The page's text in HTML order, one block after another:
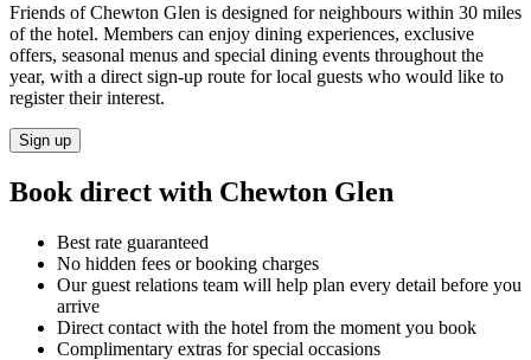
Friends of Chewton Glen is designed for neighbours within 30 miles
of the hotel. Members can enjoy dining experiences, exclusive
offers, seasonal menus and special dining events throughout the
year, with a direct sign-up route for local guests who would like to
register their interest. ​​​​‌ ‍ ​‍​‍‌‍ ‌ ​‍‌‍‍‌‌‍‌ ‌‍‍‌‌‍ ‍​‍​‍​ ‍‍​‍​‍‌ ​ ‌‍​‌‌‍ ‍‌‍‍‌‌ ‌​‌ ‍‌​‍ ‍‌‍‍‌‌‍ ​‍​‍​‍ ​​‍​‍‌‍‍​‌ ​‍‌‍‌‌‌‍‌‍​‍​‍​ ‍‍​‍​‍‌‍‍​‌ ‌​‌ ‌​‌ ​​‌ ​ ​ ‍‍​‍ ​‍ ‌‍ ​​‍ ‌‌‍​‌‌‍ ‍‌‍‌​​‍ ‌‌ ​‍​‍ ‌‌‍‍​‌‍ ‌ ‌​‌‍‌‌‌‍ ​‌ ​ ​‍ ‌‌ ​ ‌ ‌​‌ ‌‌‌‍‌​‌‍‍‌‌‍ ​‍ ‍‌ ‌‍‌‍‌‌‌ ​‍‌‍​ ‌‍‌‌‌‍ ​​‍ ‍‌‍​‌‌ ​​‌ ​​​‍ ‌‍‍‌‌‍ ‍‌ ‌​‌‍‌‌‌‍ ‍‌ ‌​​‍ ‌‍‌‌‌‍‌​‌‍‍‌‌ ‌​​‍ ‌‍ ‌‌‍ ‌‍‌​‌‍‌‌​ ‌‌ ​​‌ ​‍‌‍‌‌‌ ​ ‌‍‌‌‌‍ ‍‌ ‌​‌‍​‌‌ ‌​‌‍‍‌‌‍ ‌‍ ‍​ ‍ ‌‍‍‌‌‍‌​​ ‌​ ‍‌​ ​‌​ ‌‍​ ‌‍​ ‍‌‌‍‌​‌‍​‌​ ​​​‍ ‌​ ‌‍‌‍​ ‌‍​ ‌‍​ ​‍ ‌​ ‌​​ ‍‌​ ‌​​ ‌‍​‍ ‌‌‍​‌​ ​‍​ ‌ ​ ‌​​‍ ‌‌‍​‌‌‍​ ‌‍​‍​ ‍‌‌‍​‍​ ​ ‌‍‌‌‌‍​ ​ ​ ‌‍‌​​ ‌ ‌‍​ ​ ‍ ‌ ‌​‌ ‍‌‌ ​​‌‍‌‌​ ‌‌‍‍​‌‍ ‌ ‌​‌‍‌‌‌‍ ​‌‌​ ‌‍‍‌‌ ‌​‌‍‌‌‌‌​​‌‍​‌‌‍‌ ‌‍‌‌​ ‍ ‌ ​​‌‍​‌‌ ‌​‌‍‍​​ ‌‌ ​​‌‍​‌‌‍‌ ‌‍‌‌‌​​‍‌ ‌‌‌‍‍‌‌‍ ​‌‍‌​‌‍‌‌‌ ​‍​‍‌‌​ ‌‌‌​​‍‌‌ ‌‍‍ ‌‍‌‌‌ ‍‌​‍‌‌​ ​ ‌​‌​​‍‌‌​ ​ ‌​‌​​‍‌‌​ ​‍​ ​‍​ ​​​ ‍‌​ ‍​​ ​‌‌‍‌‍‌‍​‍​ ‍​​ ‌‌​ ‌‍​ ​‌‌‍‌​​ ​ ​‍‌‌​ ​‍​ ​‍​‍‌‌​ ‌‌‌​‌​​‍ ‍‌‍​‍‌‍ ‌‍‌​‌ ‍‌​ ‌‍​‍‌‍​‌‌ ​ ‌‍‌‌‌‌‌‌‌ ​‍‌‍ ​​ ‌‌‍‍​‌ ‌​‌ ‌​‌ ​​‌ ​ ​‍‌‌​ ​ ‌​​‌​‍‌‌​ ​‍‌​‌‍​‍‌‌​ ​‍‌​‌‍‌‍ ​​‍ ‌‌‍​‌‌‍ ‍‌‍‌​​‍ ‌‌ ​‍​‍ ‌‌‍‍​‌‍ ‌ ‌​‌‍‌‌‌‍ ​‌ ​ ​‍ ‌‌ ​ ‌ ‌​‌ ‌‌‌‍‌​‌‍‍‌‌‍ ​‍ ‍‌ ‌‍‌‍‌‌‌ ​‍‌‍​ ‌‍‌‌‌‍ ​​‍ ‍‌‍​‌‌ ​​‌ ​​​‍‌‍‌‍‍‌‌‍‌​​ ‌​ ‍‌​ ​‌​ ‌‍​ ‌‍​ ‍‌‌‍‌​‌‍​‌​ ​​​‍ ‌​ ‌‍‌‍​ ‌‍​ ‌‍​ ​‍ ‌​ ‌​​ ‍‌​ ‌​​ ‌‍​‍ ‌‌‍​‌​ ​‍​ ‌ ​ ‌​​‍ ‌‌‍​‌‌‍​ ‌‍​‍​ ‍‌‌‍​‍​ ​ ‌‍‌‌‌‍​ ​ ​ ‌‍‌​​ ‌ ‌‍​ ​‍‌‍‌ ‌​‌ ‍‌‌ ​​‌‍‌‌​ ‌‌‍‍​‌‍ ‌ ‌​‌‍‌‌‌‍ ​‌‌​ ‌‍‍‌‌ ‌​‌‍‌‌‌‌​​‌‍​‌‌‍‌ ‌‍‌‌​‍‌‍‌ ​​‌‍​‌‌ ‌​‌‍‍​​ ‌‌ ​​‌‍​‌‌‍‌ ‌‍‌‌‌​​‍‌ ‌‌‌‍‍‌‌‍ ​‌‍‌​‌‍‌‌‌ ​‍​‍‌‌​ ‌‌‌​​‍‌‌ ‌‍‍ ‌‍‌‌‌ ‍‌​‍‌‌​ ​ ‌​‌​​‍‌‌​ ​ ‌​‌​​‍‌‌​ ​‍​ ​‍​ ​​​ ‍‌​ ‍​​ ​‌‌‍‌‍‌‍​‍​ ‍​​ ‌‌​ ‌‍​ ​‌‌‍‌​​ ​ ​‍‌‌​ ​‍​ ​‍​‍‌‌​ ‌‌‌​‌​​‍ ‍‌‍​‍‌‍ ‌‍‌​‌ ‍‌​‍‌‍‌ ​​‌‍‌‌‌ ​‍‌ ​ ‌ ​​‌‍‌‌‌‍​ ‌ ‌​‌‍‍‌‌ ‌‍‌‍‌‌​ ‌‌ ​​‌ ‌‌‌‍​‍‌‍ ​‌‍‍‌‌ ​ ‌‍‍​‌‍‌‌‌‍‌​​‍​‍‌ ‌
Sign up​​​​‌ ‍ ​‍​‍‌‍ ‌ ​‍‌‍‍‌‌‍‌ ‌‍‍‌‌‍ ‍​‍​‍​ ‍‍​‍​‍‌ ​ ‌‍​‌‌‍ ‍‌‍‍‌‌ ‌​‌ ‍‌​‍ ‍‌‍‍‌‌‍ ​‍​‍​‍ ​​‍​‍‌‍‍​‌ ​‍‌‍‌‌‌‍‌‍​‍​‍​ ‍‍​‍​‍‌‍‍​‌ ‌​‌ ‌​‌ ​​‌ ​ ​ ‍‍​‍ ​‍ ‌‍ ​​‍ ‌‌‍​‌‌‍ ‍‌‍‌​​‍ ‌‌ ​‍​‍ ‌‌‍‍​‌‍ ‌ ‌​‌‍‌‌‌‍ ​‌ ​ ​‍ ‌‌ ​ ‌ ‌​‌ ‌‌‌‍‌​‌‍‍‌‌‍ ​‍ ‍‌ ‌‍‌‍‌‌‌ ​‍‌‍​ ‌‍‌‌‌‍ ​​‍ ‍‌‍​‌‌ ​​‌ ​​​‍ ‌‍‍‌‌‍ ‍‌ ‌​‌‍‌‌‌‍ ‍‌ ‌​​‍ ‌‍‌‌‌‍‌​‌‍‍‌‌ ‌​​‍ ‌‍ ‌‌‍ ‌‍‌​‌‍‌‌​ ‌‌ ​​‌ ​‍‌‍‌‌‌ ​ ‌‍‌‌‌‍ ‍‌ ‌​‌‍​‌‌ ‌​‌‍‍‌‌‍ ‌‍ ‍​ ‍ ‌‍‍‌‌‍‌​​ ‌​ ‍‌​ ​‌​ ‌‍​ ‌‍​ ‍‌‌‍‌​‌‍​‌​ ​​​‍ ‌​ ‌‍‌‍​ ‌‍​ ‌‍​ ​‍ ‌​ ‌​​ ‍‌​ ‌​​ ‌‍​‍ ‌‌‍​‌​ ​‍​ ‌ ​ ‌​​‍ ‌‌‍​‌‌‍​ ‌‍​‍​ ‍‌‌‍​‍​ ​ ‌‍‌‌‌‍​ ​ ​ ‌‍‌​​ ‌ ‌‍​ ​ ‍ ‌ ‌​‌ ‍‌‌ ​​‌‍‌‌​ ‌‌‍‍​‌‍ ‌ ‌​‌‍‌‌‌‍ ​‌‌​ ‌‍‍‌‌ ‌​‌‍‌‌‌‌​​‌‍​‌‌‍‌ ‌‍‌‌​ ‍ ‌ ​​‌‍​‌‌ ‌​‌‍‍​​ ‌‌ ​​‌‍​‌‌‍‌ ‌‍‌‌‌​​‍‌ ‌‌‌‍‍‌‌‍ ​‌‍‌​‌‍‌‌‌ ​‍​‍‌‌​ ‌‌‌​​‍‌‌ ‌‍‍ ‌‍‌‌‌ ‍‌​‍‌‌​ ​ ‌​‌​​‍‌‌​ ​ ‌​‌​​‍‌‌​ ​‍​ ​‍​ ​​​ ‍‌​ ‍​​ ​‌‌‍‌‍‌‍​‍​ ‍​​ ‌‌​ ‌‍​ ​‌‌‍‌​​ ​ ​‍‌‌​ ​‍​ ​‍​‍‌‌​ ‌‌‌​‌​​‍ ‍‌ ​ ‌‍‌‌‌‍​ ‌‍ ‌‍ ‍‌‍‌​‌‍​‌‌ ​‍‌ ‍‌‌​​ ‌ ‌​‌‍​‌​‍ ‍‌‍ ​‌‍​‌‌‍​‍‌‍‌‌‌‍ ​​ ‌‍​‍‌‍​‌‌ ​ ‌‍‌‌‌‌‌‌‌ ​‍‌‍ ​​ ‌‌‍‍​‌ ‌​‌ ‌​‌ ​​‌ ​ ​‍‌‌​ ​ ‌​​‌​‍‌‌​ ​‍‌​‌‍​‍‌‌​ ​‍‌​‌‍‌‍ ​​‍ ‌‌‍​‌‌‍ ‍‌‍‌​​‍ ‌‌ ​‍​‍ ‌‌‍‍​‌‍ ‌ ‌​‌‍‌‌‌‍ ​‌ ​ ​‍ ‌‌ ​ ‌ ‌​‌ ‌‌‌‍‌​‌‍‍‌‌‍ ​‍ ‍‌ ‌‍‌‍‌‌‌ ​‍‌‍​ ‌‍‌‌‌‍ ​​‍ ‍‌‍​‌‌ ​​‌ ​​​‍‌‍‌‍‍‌‌‍‌​​ ‌​ ‍‌​ ​‌​ ‌‍​ ‌‍​ ‍‌‌‍‌​‌‍​‌​ ​​​‍ ‌​ ‌‍‌‍​ ‌‍​ ‌‍​ ​‍ ‌​ ‌​​ ‍‌​ ‌​​ ‌‍​‍ ‌‌‍​‌​ ​‍​ ‌ ​ ‌​​‍ ‌‌‍​‌‌‍​ ‌‍​‍​ ‍‌‌‍​‍​ ​ ‌‍‌‌‌‍​ ​ ​ ‌‍‌​​ ‌ ‌‍​ ​‍‌‍‌ ‌​‌ ‍‌‌ ​​‌‍‌‌​ ‌‌‍‍​‌‍ ‌ ‌​‌‍‌‌‌‍ ​‌‌​ ‌‍‍‌‌ ‌​‌‍‌‌‌‌​​‌‍​‌‌‍‌ ‌‍‌‌​‍‌‍‌ ​​‌‍​‌‌ ‌​‌‍‍​​ ‌‌ ​​‌‍​‌‌‍‌ ‌‍‌‌‌​​‍‌ ‌‌‌‍‍‌‌‍ ​‌‍‌​‌‍‌‌‌ ​‍​‍‌‌​ ‌‌‌​​‍‌‌ ‌‍‍ ‌‍‌‌‌ ‍‌​‍‌‌​ ​ ‌​‌​​‍‌‌​ ​ ‌​‌​​‍‌‌​ ​‍​ ​‍​ ​​​ ‍‌​ ‍​​ ​‌‌‍‌‍‌‍​‍​ ‍​​ ‌‌​ ‌‍​ ​‌‌‍‌​​ ​ ​‍‌‌​ ​‍​ ​‍​‍‌‌​ ‌‌‌​‌​​‍ ‍‌ ​ ‌‍‌‌‌‍​ ‌‍ ‌‍ ‍‌‍‌​‌‍​‌‌ ​‍‌ ‍‌‌​​ ‌ ‌​‌‍​‌​‍ ‍‌‍ ​‌‍​‌‌‍​‍‌‍‌‌‌‍ ​​‍‌‍‌ ​​‌‍‌‌‌ ​‍‌ ​ ‌ ​​‌‍‌‌‌‍​ ‌ ‌​‌‍‍‌‌ ‌‍‌‍‌‌​ ‌‌ ​​‌ ‌‌‌‍​‍‌‍ ​‌‍‍‌‌ ​ ‌‍‍​‌‍‌‌‌‍‌​​‍​‍‌ ‌
Book direct with Chewton Glen​​​​‌ ‍ ​‍​‍‌‍ ‌ ​‍‌‍‍‌‌‍‌ ‌‍‍‌‌‍ ‍​‍​‍​ ‍‍​‍​‍‌ ​ ‌‍​‌‌‍ ‍‌‍‍‌‌ ‌​‌ ‍‌​‍ ‍‌‍‍‌‌‍ ​‍​‍​‍ ​​‍​‍‌‍‍​‌ ​‍‌‍‌‌‌‍‌‍​‍​‍​ ‍‍​‍​‍‌‍‍​‌ ‌​‌ ‌​‌ ​​‌ ​ ​ ‍‍​‍ ​‍ ‌‍ ​​‍ ‌‌‍​‌‌‍ ‍‌‍‌​​‍ ‌‌ ​‍​‍ ‌‌‍‍​‌‍ ‌ ‌​‌‍‌‌‌‍ ​‌ ​ ​‍ ‌‌ ​ ‌ ‌​‌ ‌‌‌‍‌​‌‍‍‌‌‍ ​‍ ‍‌ ‌‍‌‍‌‌‌ ​‍‌‍​ ‌‍‌‌‌‍ ​​‍ ‍‌‍​‌‌ ​​‌ ​​​‍ ‌‍‍‌‌‍ ‍‌ ‌​‌‍‌‌‌‍ ‍‌ ‌​​‍ ‌‍‌‌‌‍‌​‌‍‍‌‌ ‌​​‍ ‌‍ ‌‌‍ ‌‍‌​‌‍‌‌​ ‌‌ ​​‌ ​‍‌‍‌‌‌ ​ ‌‍‌‌‌‍ ‍‌ ‌​‌‍​‌‌ ‌​‌‍‍‌‌‍ ‌‍ ‍​ ‍ ‌‍‍‌‌‍‌​​ ‌​ ‍‌​ ​‌​ ‌‍​ ‌‍​ ‍‌‌‍‌​‌‍​‌​ ​​​‍ ‌​ ‌‍‌‍​ ‌‍​ ‌‍​ ​‍ ‌​ ‌​​ ‍‌​ ‌​​ ‌‍​‍ ‌‌‍​‌​ ​‍​ ‌ ​ ‌​​‍ ‌‌‍​‌‌‍​ ‌‍​‍​ ‍‌‌‍​‍​ ​ ‌‍‌‌‌‍​ ​ ​ ‌‍‌​​ ‌ ‌‍​ ​ ‍ ‌ ‌​‌ ‍‌‌ ​​‌‍‌‌​ ‌‌‍‍​‌‍ ‌ ‌​‌‍‌‌‌‍ ​‌‌​ ‌‍‍‌‌ ‌​‌‍‌‌‌‌​​‌‍​‌‌‍‌ ‌‍‌‌​ ‍ ‌ ​​‌‍​‌‌ ‌​‌‍‍​​ ‌‌ ​​‌‍​‌‌‍‌ ‌‍‌‌‌​​‍‌ ‌‌‌‍‍‌‌‍ ​‌‍‌​‌‍‌‌‌ ​‍​‍‌‌​ ‌‌‌​​‍‌‌ ‌‍‍ ‌‍‌‌‌ ‍‌​‍‌‌​ ​ ‌​‌​​‍‌‌​ ​ ‌​‌​​‍‌‌​ ​‍​ ​‍‌‍​‍​ ‍‌‌‍‌‍‌‍​‍‌‍‌‍​ ​‌​ ‍‌​ ‌​​ ​‌​ ‍‌​ ‌​‌‍​‍​‍‌‌​ ​‍​ ​‍​‍‌‌​ ‌‌‌​‌​​‍ ‍‌‍‍​‌‍‌‌‌‍​‌‌‍‌​‌‍‍‌‌‍ ‍‌‍‌ ​ ‌‍​‍‌‍​‌‌ ​ ‌‍‌‌‌‌‌‌‌ ​‍‌‍ ​​ ‌‌‍‍​‌ ‌​‌ ‌​‌ ​​‌ ​ ​‍‌‌​ ​ ‌​​‌​‍‌‌​ ​‍‌​‌‍​‍‌‌​ ​‍‌​‌‍‌‍ ​​‍ ‌‌‍​‌‌‍ ‍‌‍‌​​‍ ‌‌ ​‍​‍ ‌‌‍‍​‌‍ ‌ ‌​‌‍‌‌‌‍ ​‌ ​ ​‍ ‌‌ ​ ‌ ‌​‌ ‌‌‌‍‌​‌‍‍‌‌‍ ​‍ ‍‌ ‌‍‌‍‌‌‌ ​‍‌‍​ ‌‍‌‌‌‍ ​​‍ ‍‌‍​‌‌ ​​‌ ​​​‍‌‍‌‍‍‌‌‍‌​​ ‌​ ‍‌​ ​‌​ ‌‍​ ‌‍​ ‍‌‌‍‌​‌‍​‌​ ​​​‍ ‌​ ‌‍‌‍​ ‌‍​ ‌‍​ ​‍ ‌​ ‌​​ ‍‌​ ‌​​ ‌‍​‍ ‌‌‍​‌​ ​‍​ ‌ ​ ‌​​‍ ‌‌‍​‌‌‍​ ‌‍​‍​ ‍‌‌‍​‍​ ​ ‌‍‌‌‌‍​ ​ ​ ‌‍‌​​ ‌ ‌‍​ ​‍‌‍‌ ‌​‌ ‍‌‌ ​​‌‍‌‌​ ‌‌‍‍​‌‍ ‌ ‌​‌‍‌‌‌‍ ​‌‌​ ‌‍‍‌‌ ‌​‌‍‌‌‌‌​​‌‍​‌‌‍‌ ‌‍‌‌​‍‌‍‌ ​​‌‍​‌‌ ‌​‌‍‍​​ ‌‌ ​​‌‍​‌‌‍‌ ‌‍‌‌‌​​‍‌ ‌‌‌‍‍‌‌‍ ​‌‍‌​‌‍‌‌‌ ​‍​‍‌‌​ ‌‌‌​​‍‌‌ ‌‍‍ ‌‍‌‌‌ ‍‌​‍‌‌​ ​ ‌​‌​​‍‌‌​ ​ ‌​‌​​‍‌‌​ ​‍​ ​‍‌‍​‍​ ‍‌‌‍‌‍‌‍​‍‌‍‌‍​ ​‌​ ‍‌​ ‌​​ ​‌​ ‍‌​ ‌​‌‍​‍​‍‌‌​ ​‍​ ​‍​‍‌‌​ ‌‌‌​‌​​‍ ‍‌‍‍​‌‍‌‌‌‍​‌‌‍‌​‌‍‍‌‌‍ ‍‌‍‌ ​‍‌‍‌ ​​‌‍‌‌‌ ​‍‌ ​ ‌ ​​‌‍‌‌‌‍​ ‌ ‌​‌‍‍‌‌ ‌‍‌‍‌‌​ ‌‌ ​​‌ ‌‌‌‍​‍‌‍ ​‌‍‍‌‌ ​ ‌‍‍​‌‍‌‌‌‍‌​​‍​‍‌ ‌
Best rate guaranteed​​​​‌ ‍ ​‍​‍‌‍ ‌ ​‍‌‍‍‌‌‍‌ ‌‍‍‌‌‍ ‍​‍​‍​ ‍‍​‍​‍‌ ​ ‌‍​‌‌‍ ‍‌‍‍‌‌ ‌​‌ ‍‌​‍ ‍‌‍‍‌‌‍ ​‍​‍​‍ ​​‍​‍‌‍‍​‌ ​‍‌‍‌‌‌‍‌‍​‍​‍​ ‍‍​‍​‍‌‍‍​‌ ‌​‌ ‌​‌ ​​‌ ​ ​ ‍‍​‍ ​‍ ‌‍ ​​‍ ‌‌‍​‌‌‍ ‍‌‍‌​​‍ ‌‌ ​‍​‍ ‌‌‍‍​‌‍ ‌ ‌​‌‍‌‌‌‍ ​‌ ​ ​‍ ‌‌ ​ ‌ ‌​‌ ‌‌‌‍‌​‌‍‍‌‌‍ ​‍ ‍‌ ‌‍‌‍‌‌‌ ​‍‌‍​ ‌‍‌‌‌‍ ​​‍ ‍‌‍​‌‌ ​​‌ ​​​‍ ‌‍‍‌‌‍ ‍‌ ‌​‌‍‌‌‌‍ ‍‌ ‌​​‍ ‌‍‌‌‌‍‌​‌‍‍‌‌ ‌​​‍ ‌‍ ‌‌‍ ‌‍‌​‌‍‌‌​ ‌‌ ​​‌ ​‍‌‍‌‌‌ ​ ‌‍‌‌‌‍ ‍‌ ‌​‌‍​‌‌ ‌​‌‍‍‌‌‍ ‌‍ ‍​ ‍ ‌‍‍‌‌‍‌​​ ‌​ ‍‌​ ​‌​ ‌‍​ ‌‍​ ‍‌‌‍‌​‌‍​‌​ ​​​‍ ‌​ ‌‍‌‍​ ‌‍​ ‌‍​ ​‍ ‌​ ‌​​ ‍‌​ ‌​​ ‌‍​‍ ‌‌‍​‌​ ​‍​ ‌ ​ ‌​​‍ ‌‌‍​‌‌‍​ ‌‍​‍​ ‍‌‌‍​‍​ ​ ‌‍‌‌‌‍​ ​ ​ ‌‍‌​​ ‌ ‌‍​ ​ ‍ ‌ ‌​‌ ‍‌‌ ​​‌‍‌‌​ ‌‌‍‍​‌‍ ‌ ‌​‌‍‌‌‌‍ ​‌‌​ ‌‍‍‌‌ ‌​‌‍‌‌‌‌​​‌‍​‌‌‍‌ ‌‍‌‌​ ‍ ‌ ​​‌‍​‌‌ ‌​‌‍‍​​ ‌‌ ​​‌‍​‌‌‍‌ ‌‍‌‌‌​​‍‌ ‌‌‌‍‍‌‌‍ ​‌‍‌​‌‍‌‌‌ ​‍​‍‌‌​ ‌‌‌​​‍‌‌ ‌‍‍ ‌‍‌‌‌ ‍‌​‍‌‌​ ​ ‌​‌​​‍‌‌​ ​ ‌​‌​​‍‌‌​ ​‍​ ​‍‌‍​‍​ ‍‌‌‍‌‍‌‍​‍‌‍‌‍​ ​‌​ ‍‌​ ‌​​ ​‌​ ‍‌​ ‌​‌‍​‍​‍‌‌​ ​‍​ ​‍​‍‌‌​ ‌‌‌​‌​​‍ ‍‌‍​‍‌‍ ‌‍‌​‌ ‍‌​‍‌‌​ ‌‌‌​​‍‌‌ ‌‍‍ ‌‍‌‌‌ ‍‌​‍‌‌​ ​ ‌​‌​​‍‌‌​ ​ ‌​‌​​‍‌‌​ ​‍​ ​‍‌‍‌‍​ ​‌​ ​‍​ ‌‍​ ​‍​ ​‌​ ‍​‌‍‌‍​ ​ ​ ‌​​ ‌ ‌‍​ ​‍‌‌​ ​‍​ ​‍​‍‌‌​ ‌‌‌​‌​​‍ ‍‌‍​ ‌‍‍​‌‍‍‌‌‍ ​‌‍‌​‌ ​‍‌‍‌‌‌‍ ‍​‍‌‌​ ‌‌‌​​‍‌‌ ‌‍‍ ‌‍‌‌‌ ‍‌​‍‌‌​ ​ ‌​‌​​‍‌‌​ ​ ‌​‌​​‍‌‌​ ​‍​ ​‍​ ​​​ ‍​​ ‍‌​ ​​​ ​‌‌‍​ ​ ​​​ ‌‌​ ​‍​ ‌​‌‍​ ​ ​‌​‍‌‌​ ​‍​ ​‍​‍‌‌​ ‌‌‌​‌​​‍ ‍‌ ‌​‌‍‌‌‌ ‍​‌ ‌​​ ‌‍​‍‌‍​‌‌ ​ ‌‍‌‌‌‌‌‌‌ ​‍‌‍ ​​ ‌‌‍‍​‌ ‌​‌ ‌​‌ ​​‌ ​ ​‍‌‌​ ​ ‌​​‌​‍‌‌​ ​‍‌​‌‍​‍‌‌​ ​‍‌​‌‍‌‍ ​​‍ ‌‌‍​‌‌‍ ‍‌‍‌​​‍ ‌‌ ​‍​‍ ‌‌‍‍​‌‍ ‌ ‌​‌‍‌‌‌‍ ​‌ ​ ​‍ ‌‌ ​ ‌ ‌​‌ ‌‌‌‍‌​‌‍‍‌‌‍ ​‍ ‍‌ ‌‍‌‍‌‌‌ ​‍‌‍​ ‌‍‌‌‌‍ ​​‍ ‍‌‍​‌‌ ​​‌ ​​​‍‌‍‌‍‍‌‌‍‌​​ ‌​ ‍‌​ ​‌​ ‌‍​ ‌‍​ ‍‌‌‍‌​‌‍​‌​ ​​​‍ ‌​ ‌‍‌‍​ ‌‍​ ‌‍​ ​‍ ‌​ ‌​​ ‍‌​ ‌​​ ‌‍​‍ ‌‌‍​‌​ ​‍​ ‌ ​ ‌​​‍ ‌‌‍​‌‌‍​ ‌‍​‍​ ‍‌‌‍​‍​ ​ ‌‍‌‌‌‍​ ​ ​ ‌‍‌​​ ‌ ‌‍​ ​‍‌‍‌ ‌​‌ ‍‌‌ ​​‌‍‌‌​ ‌‌‍‍​‌‍ ‌ ‌​‌‍‌‌‌‍ ​‌‌​ ‌‍‍‌‌ ‌​‌‍‌‌‌‌​​‌‍​‌‌‍‌ ‌‍‌‌​‍‌‍‌ ​​‌‍​‌‌ ‌​‌‍‍​​ ‌‌ ​​‌‍​‌‌‍‌ ‌‍‌‌‌​​‍‌ ‌‌‌‍‍‌‌‍ ​‌‍‌​‌‍‌‌‌ ​‍​‍‌‌​ ‌‌‌​​‍‌‌ ‌‍‍ ‌‍‌‌‌ ‍‌​‍‌‌​ ​ ‌​‌​​‍‌‌​ ​ ‌​‌​​‍‌‌​ ​‍​ ​‍‌‍​‍​ ‍‌‌‍‌‍‌‍​‍‌‍‌‍​ ​‌​ ‍‌​ ‌​​ ​‌​ ‍‌​ ‌​‌‍​‍​‍‌‌​ ​‍​ ​‍​‍‌‌​ ‌‌‌​‌​​‍ ‍‌‍​‍‌‍ ‌‍‌​‌ ‍‌​‍‌‌​ ‌‌‌​​‍‌‌ ‌‍‍ ‌‍‌‌‌ ‍‌​‍‌‌​ ​ ‌​‌​​‍‌‌​ ​ ‌​‌​​‍‌‌​ ​‍​ ​‍‌‍‌‍​ ​‌​ ​‍​ ‌‍​ ​‍​ ​‌​ ‍​‌‍‌‍​ ​ ​ ‌​​ ‌ ‌‍​ ​‍‌‌​ ​‍​ ​‍​‍‌‌​ ‌‌‌​‌​​‍ ‍‌‍​ ‌‍‍​‌‍‍‌‌‍ ​‌‍‌​‌ ​‍‌‍‌‌‌‍ ‍​‍‌‌​ ‌‌‌​​‍‌‌ ‌‍‍ ‌‍‌‌‌ ‍‌​‍‌‌​ ​ ‌​‌​​‍‌‌​ ​ ‌​‌​​‍‌‌​ ​‍​ ​‍​ ​​​ ‍​​ ‍‌​ ​​​ ​‌‌‍​ ​ ​​​ ‌‌​ ​‍​ ‌​‌‍​ ​ ​‌​‍‌‌​ ​‍​ ​‍​‍‌‌​ ‌‌‌​‌​​‍ ‍‌ ‌​‌‍‌‌‌ ‍​‌ ‌​​‍‌‍‌ ​​‌‍‌‌‌ ​‍‌ ​ ‌ ​​‌‍‌‌‌‍​ ‌ ‌​‌‍‍‌‌ ‌‍‌‍‌‌​ ‌‌ ​​‌ ‌‌‌‍​‍‌‍ ​‌‍‍‌‌ ​ ‌‍‍​‌‍‌‌‌‍‌​​‍​‍‌ ‌
No hidden fees or booking charges​​​​‌ ‍ ​‍​‍‌‍ ‌ ​‍‌‍‍‌‌‍‌ ‌‍‍‌‌‍ ‍​‍​‍​ ‍‍​‍​‍‌ ​ ‌‍​‌‌‍ ‍‌‍‍‌‌ ‌​‌ ‍‌​‍ ‍‌‍‍‌‌‍ ​‍​‍​‍ ​​‍​‍‌‍‍​‌ ​‍‌‍‌‌‌‍‌‍​‍​‍​ ‍‍​‍​‍‌‍‍​‌ ‌​‌ ‌​‌ ​​‌ ​ ​ ‍‍​‍ ​‍ ‌‍ ​​‍ ‌‌‍​‌‌‍ ‍‌‍‌​​‍ ‌‌ ​‍​‍ ‌‌‍‍​‌‍ ‌ ‌​‌‍‌‌‌‍ ​‌ ​ ​‍ ‌‌ ​ ‌ ‌​‌ ‌‌‌‍‌​‌‍‍‌‌‍ ​‍ ‍‌ ‌‍‌‍‌‌‌ ​‍‌‍​ ‌‍‌‌‌‍ ​​‍ ‍‌‍​‌‌ ​​‌ ​​​‍ ‌‍‍‌‌‍ ‍‌ ‌​‌‍‌‌‌‍ ‍‌ ‌​​‍ ‌‍‌‌‌‍‌​‌‍‍‌‌ ‌​​‍ ‌‍ ‌‌‍ ‌‍‌​‌‍‌‌​ ‌‌ ​​‌ ​‍‌‍‌‌‌ ​ ‌‍‌‌‌‍ ‍‌ ‌​‌‍​‌‌ ‌​‌‍‍‌‌‍ ‌‍ ‍​ ‍ ‌‍‍‌‌‍‌​​ ‌​ ‍‌​ ​‌​ ‌‍​ ‌‍​ ‍‌‌‍‌​‌‍​‌​ ​​​‍ ‌​ ‌‍‌‍​ ‌‍​ ‌‍​ ​‍ ‌​ ‌​​ ‍‌​ ‌​​ ‌‍​‍ ‌‌‍​‌​ ​‍​ ‌ ​ ‌​​‍ ‌‌‍​‌‌‍​ ‌‍​‍​ ‍‌‌‍​‍​ ​ ‌‍‌‌‌‍​ ​ ​ ‌‍‌​​ ‌ ‌‍​ ​ ‍ ‌ ‌​‌ ‍‌‌ ​​‌‍‌‌​ ‌‌‍‍​‌‍ ‌ ‌​‌‍‌‌‌‍ ​‌‌​ ‌‍‍‌‌ ‌​‌‍‌‌‌‌​​‌‍​‌‌‍‌ ‌‍‌‌​ ‍ ‌ ​​‌‍​‌‌ ‌​‌‍‍​​ ‌‌ ​​‌‍​‌‌‍‌ ‌‍‌‌‌​​‍‌ ‌‌‌‍‍‌‌‍ ​‌‍‌​‌‍‌‌‌ ​‍​‍‌‌​ ‌‌‌​​‍‌‌ ‌‍‍ ‌‍‌‌‌ ‍‌​‍‌‌​ ​ ‌​‌​​‍‌‌​ ​ ‌​‌​​‍‌‌​ ​‍​ ​‍‌‍​‍​ ‍‌‌‍‌‍‌‍​‍‌‍‌‍​ ​‌​ ‍‌​ ‌​​ ​‌​ ‍‌​ ‌​‌‍​‍​‍‌‌​ ​‍​ ​‍​‍‌‌​ ‌‌‌​‌​​‍ ‍‌‍​‍‌‍ ‌‍‌​‌ ‍‌​‍‌‌​ ‌‌‌​​‍‌‌ ‌‍‍ ‌‍‌‌‌ ‍‌​‍‌‌​ ​ ‌​‌​​‍‌‌​ ​ ‌​‌​​‍‌‌​ ​‍​ ​‍​ ‍‌‌‍​‍‌‍‌​​ ​‌‌‍‌​​ ​ ​ ​‌​ ​ ​ ‍‌‌‍​‌​ ‍​​ ‍​​‍‌‌​ ​‍​ ​‍​‍‌‌​ ‌‌‌​‌​​‍ ‍‌‍​ ‌‍‍​‌‍‍‌‌‍ ​‌‍‌​‌ ​‍‌‍‌‌‌‍ ‍​‍‌‌​ ‌‌‌​​‍‌‌ ‌‍‍ ‌‍‌‌‌ ‍‌​‍‌‌​ ​ ‌​‌​​‍‌‌​ ​ ‌​‌​​‍‌‌​ ​‍​ ​‍​ ‍​​ ​‌​ ‌​‌‍‌‌​ ​‌​ ​‌​ ‍​‌‍‌‌​ ​‍‌‍​‌​ ‌ ​ ‌ ​‍‌‌​ ​‍​ ​‍​‍‌‌​ ‌‌‌​‌​​‍ ‍‌ ‌​‌‍‌‌‌ ‍​‌ ‌​​ ‌‍​‍‌‍​‌‌ ​ ‌‍‌‌‌‌‌‌‌ ​‍‌‍ ​​ ‌‌‍‍​‌ ‌​‌ ‌​‌ ​​‌ ​ ​‍‌‌​ ​ ‌​​‌​‍‌‌​ ​‍‌​‌‍​‍‌‌​ ​‍‌​‌‍‌‍ ​​‍ ‌‌‍​‌‌‍ ‍‌‍‌​​‍ ‌‌ ​‍​‍ ‌‌‍‍​‌‍ ‌ ‌​‌‍‌‌‌‍ ​‌ ​ ​‍ ‌‌ ​ ‌ ‌​‌ ‌‌‌‍‌​‌‍‍‌‌‍ ​‍ ‍‌ ‌‍‌‍‌‌‌ ​‍‌‍​ ‌‍‌‌‌‍ ​​‍ ‍‌‍​‌‌ ​​‌ ​​​‍‌‍‌‍‍‌‌‍‌​​ ‌​ ‍‌​ ​‌​ ‌‍​ ‌‍​ ‍‌‌‍‌​‌‍​‌​ ​​​‍ ‌​ ‌‍‌‍​ ‌‍​ ‌‍​ ​‍ ‌​ ‌​​ ‍‌​ ‌​​ ‌‍​‍ ‌‌‍​‌​ ​‍​ ‌ ​ ‌​​‍ ‌‌‍​‌‌‍​ ‌‍​‍​ ‍‌‌‍​‍​ ​ ‌‍‌‌‌‍​ ​ ​ ‌‍‌​​ ‌ ‌‍​ ​‍‌‍‌ ‌​‌ ‍‌‌ ​​‌‍‌‌​ ‌‌‍‍​‌‍ ‌ ‌​‌‍‌‌‌‍ ​‌‌​ ‌‍‍‌‌ ‌​‌‍‌‌‌‌​​‌‍​‌‌‍‌ ‌‍‌‌​‍‌‍‌ ​​‌‍​‌‌ ‌​‌‍‍​​ ‌‌ ​​‌‍​‌‌‍‌ ‌‍‌‌‌​​‍‌ ‌‌‌‍‍‌‌‍ ​‌‍‌​‌‍‌‌‌ ​‍​‍‌‌​ ‌‌‌​​‍‌‌ ‌‍‍ ‌‍‌‌‌ ‍‌​‍‌‌​ ​ ‌​‌​​‍‌‌​ ​ ‌​‌​​‍‌‌​ ​‍​ ​‍‌‍​‍​ ‍‌‌‍‌‍‌‍​‍‌‍‌‍​ ​‌​ ‍‌​ ‌​​ ​‌​ ‍‌​ ‌​‌‍​‍​‍‌‌​ ​‍​ ​‍​‍‌‌​ ‌‌‌​‌​​‍ ‍‌‍​‍‌‍ ‌‍‌​‌ ‍‌​‍‌‌​ ‌‌‌​​‍‌‌ ‌‍‍ ‌‍‌‌‌ ‍‌​‍‌‌​ ​ ‌​‌​​‍‌‌​ ​ ‌​‌​​‍‌‌​ ​‍​ ​‍​ ‍‌‌‍​‍‌‍‌​​ ​‌‌‍‌​​ ​ ​ ​‌​ ​ ​ ‍‌‌‍​‌​ ‍​​ ‍​​‍‌‌​ ​‍​ ​‍​‍‌‌​ ‌‌‌​‌​​‍ ‍‌‍​ ‌‍‍​‌‍‍‌‌‍ ​‌‍‌​‌ ​‍‌‍‌‌‌‍ ‍​‍‌‌​ ‌‌‌​​‍‌‌ ‌‍‍ ‌‍‌‌‌ ‍‌​‍‌‌​ ​ ‌​‌​​‍‌‌​ ​ ‌​‌​​‍‌‌​ ​‍​ ​‍​ ‍​​ ​‌​ ‌​‌‍‌‌​ ​‌​ ​‌​ ‍​‌‍‌‌​ ​‍‌‍​‌​ ‌ ​ ‌ ​‍‌‌​ ​‍​ ​‍​‍‌‌​ ‌‌‌​‌​​‍ ‍‌ ‌​‌‍‌‌‌ ‍​‌ ‌​​‍‌‍‌ ​​‌‍‌‌‌ ​‍‌ ​ ‌ ​​‌‍‌‌‌‍​ ‌ ‌​‌‍‍‌‌ ‌‍‌‍‌‌​ ‌‌ ​​‌ ‌‌‌‍​‍‌‍ ​‌‍‍‌‌ ​ ‌‍‍​‌‍‌‌‌‍‌​​‍​‍‌ ‌
Our guest relations team will help plan every detail before you
arrive​​​​‌ ‍ ​‍​‍‌‍ ‌ ​‍‌‍‍‌‌‍‌ ‌‍‍‌‌‍ ‍​‍​‍​ ‍‍​‍​‍‌ ​ ‌‍​‌‌‍ ‍‌‍‍‌‌ ‌​‌ ‍‌​‍ ‍‌‍‍‌‌‍ ​‍​‍​‍ ​​‍​‍‌‍‍​‌ ​‍‌‍‌‌‌‍‌‍​‍​‍​ ‍‍​‍​‍‌‍‍​‌ ‌​‌ ‌​‌ ​​‌ ​ ​ ‍‍​‍ ​‍ ‌‍ ​​‍ ‌‌‍​‌‌‍ ‍‌‍‌​​‍ ‌‌ ​‍​‍ ‌‌‍‍​‌‍ ‌ ‌​‌‍‌‌‌‍ ​‌ ​ ​‍ ‌‌ ​ ‌ ‌​‌ ‌‌‌‍‌​‌‍‍‌‌‍ ​‍ ‍‌ ‌‍‌‍‌‌‌ ​‍‌‍​ ‌‍‌‌‌‍ ​​‍ ‍‌‍​‌‌ ​​‌ ​​​‍ ‌‍‍‌‌‍ ‍‌ ‌​‌‍‌‌‌‍ ‍‌ ‌​​‍ ‌‍‌‌‌‍‌​‌‍‍‌‌ ‌​​‍ ‌‍ ‌‌‍ ‌‍‌​‌‍‌‌​ ‌‌ ​​‌ ​‍‌‍‌‌‌ ​ ‌‍‌‌‌‍ ‍‌ ‌​‌‍​‌‌ ‌​‌‍‍‌‌‍ ‌‍ ‍​ ‍ ‌‍‍‌‌‍‌​​ ‌​ ‍‌​ ​‌​ ‌‍​ ‌‍​ ‍‌‌‍‌​‌‍​‌​ ​​​‍ ‌​ ‌‍‌‍​ ‌‍​ ‌‍​ ​‍ ‌​ ‌​​ ‍‌​ ‌​​ ‌‍​‍ ‌‌‍​‌​ ​‍​ ‌ ​ ‌​​‍ ‌‌‍​‌‌‍​ ‌‍​‍​ ‍‌‌‍​‍​ ​ ‌‍‌‌‌‍​ ​ ​ ‌‍‌​​ ‌ ‌‍​ ​ ‍ ‌ ‌​‌ ‍‌‌ ​​‌‍‌‌​ ‌‌‍‍​‌‍ ‌ ‌​‌‍‌‌‌‍ ​‌‌​ ‌‍‍‌‌ ‌​‌‍‌‌‌‌​​‌‍​‌‌‍‌ ‌‍‌‌​ ‍ ‌ ​​‌‍​‌‌ ‌​‌‍‍​​ ‌‌ ​​‌‍​‌‌‍‌ ‌‍‌‌‌​​‍‌ ‌‌‌‍‍‌‌‍ ​‌‍‌​‌‍‌‌‌ ​‍​‍‌‌​ ‌‌‌​​‍‌‌ ‌‍‍ ‌‍‌‌‌ ‍‌​‍‌‌​ ​ ‌​‌​​‍‌‌​ ​ ‌​‌​​‍‌‌​ ​‍​ ​‍‌‍​‍​ ‍‌‌‍‌‍‌‍​‍‌‍‌‍​ ​‌​ ‍‌​ ‌​​ ​‌​ ‍‌​ ‌​‌‍​‍​‍‌‌​ ​‍​ ​‍​‍‌‌​ ‌‌‌​‌​​‍ ‍‌‍​‍‌‍ ‌‍‌​‌ ‍‌​‍‌‌​ ‌‌‌​​‍‌‌ ‌‍‍ ‌‍‌‌‌ ‍‌​‍‌‌​ ​ ‌​‌​​‍‌‌​ ​ ‌​‌​​‍‌‌​ ​‍​ ​‍‌‍‌‌​ ​‍​ ​ ​ ‌‌‌‍‌‍​ ‌‌‌‍‌‍​ ​‍‌‍‌‍​ ​​​ ​‍‌‍‌​​‍‌‌​ ​‍​ ​‍​‍‌‌​ ‌‌‌​‌​​‍ ‍‌‍​ ‌‍‍​‌‍‍‌‌‍ ​‌‍‌​‌ ​‍‌‍‌‌‌‍ ‍​‍‌‌​ ‌‌‌​​‍‌‌ ‌‍‍ ‌‍‌‌‌ ‍‌​‍‌‌​ ​ ‌​‌​​‍‌‌​ ​ ‌​‌​​‍‌‌​ ​‍​ ​‍‌‍‌‌​ ‍‌​ ‌‍‌‍‌‌‌‍‌‌​ ‌‌‌‍‌‍‌‍​‌​ ‌‌​ ​‌​ ‌ ​ ​‌​‍‌‌​ ​‍​ ​‍​‍‌‌​ ‌‌‌​‌​​‍ ‍‌ ‌​‌‍‌‌‌ ‍​‌ ‌​​ ‌‍​‍‌‍​‌‌ ​ ‌‍‌‌‌‌‌‌‌ ​‍‌‍ ​​ ‌‌‍‍​‌ ‌​‌ ‌​‌ ​​‌ ​ ​‍‌‌​ ​ ‌​​‌​‍‌‌​ ​‍‌​‌‍​‍‌‌​ ​‍‌​‌‍‌‍ ​​‍ ‌‌‍​‌‌‍ ‍‌‍‌​​‍ ‌‌ ​‍​‍ ‌‌‍‍​‌‍ ‌ ‌​‌‍‌‌‌‍ ​‌ ​ ​‍ ‌‌ ​ ‌ ‌​‌ ‌‌‌‍‌​‌‍‍‌‌‍ ​‍ ‍‌ ‌‍‌‍‌‌‌ ​‍‌‍​ ‌‍‌‌‌‍ ​​‍ ‍‌‍​‌‌ ​​‌ ​​​‍‌‍‌‍‍‌‌‍‌​​ ‌​ ‍‌​ ​‌​ ‌‍​ ‌‍​ ‍‌‌‍‌​‌‍​‌​ ​​​‍ ‌​ ‌‍‌‍​ ‌‍​ ‌‍​ ​‍ ‌​ ‌​​ ‍‌​ ‌​​ ‌‍​‍ ‌‌‍​‌​ ​‍​ ‌ ​ ‌​​‍ ‌‌‍​‌‌‍​ ‌‍​‍​ ‍‌‌‍​‍​ ​ ‌‍‌‌‌‍​ ​ ​ ‌‍‌​​ ‌ ‌‍​ ​‍‌‍‌ ‌​‌ ‍‌‌ ​​‌‍‌‌​ ‌‌‍‍​‌‍ ‌ ‌​‌‍‌‌‌‍ ​‌‌​ ‌‍‍‌‌ ‌​‌‍‌‌‌‌​​‌‍​‌‌‍‌ ‌‍‌‌​‍‌‍‌ ​​‌‍​‌‌ ‌​‌‍‍​​ ‌‌ ​​‌‍​‌‌‍‌ ‌‍‌‌‌​​‍‌ ‌‌‌‍‍‌‌‍ ​‌‍‌​‌‍‌‌‌ ​‍​‍‌‌​ ‌‌‌​​‍‌‌ ‌‍‍ ‌‍‌‌‌ ‍‌​‍‌‌​ ​ ‌​‌​​‍‌‌​ ​ ‌​‌​​‍‌‌​ ​‍​ ​‍‌‍​‍​ ‍‌‌‍‌‍‌‍​‍‌‍‌‍​ ​‌​ ‍‌​ ‌​​ ​‌​ ‍‌​ ‌​‌‍​‍​‍‌‌​ ​‍​ ​‍​‍‌‌​ ‌‌‌​‌​​‍ ‍‌‍​‍‌‍ ‌‍‌​‌ ‍‌​‍‌‌​ ‌‌‌​​‍‌‌ ‌‍‍ ‌‍‌‌‌ ‍‌​‍‌‌​ ​ ‌​‌​​‍‌‌​ ​ ‌​‌​​‍‌‌​ ​‍​ ​‍‌‍‌‌​ ​‍​ ​ ​ ‌‌‌‍‌‍​ ‌‌‌‍‌‍​ ​‍‌‍‌‍​ ​​​ ​‍‌‍‌​​‍‌‌​ ​‍​ ​‍​‍‌‌​ ‌‌‌​‌​​‍ ‍‌‍​ ‌‍‍​‌‍‍‌‌‍ ​‌‍‌​‌ ​‍‌‍‌‌‌‍ ‍​‍‌‌​ ‌‌‌​​‍‌‌ ‌‍‍ ‌‍‌‌‌ ‍‌​‍‌‌​ ​ ‌​‌​​‍‌‌​ ​ ‌​‌​​‍‌‌​ ​‍​ ​‍‌‍‌‌​ ‍‌​ ‌‍‌‍‌‌‌‍‌‌​ ‌‌‌‍‌‍‌‍​‌​ ‌‌​ ​‌​ ‌ ​ ​‌​‍‌‌​ ​‍​ ​‍​‍‌‌​ ‌‌‌​‌​​‍ ‍‌ ‌​‌‍‌‌‌ ‍​‌ ‌​​‍‌‍‌ ​​‌‍‌‌‌ ​‍‌ ​ ‌ ​​‌‍‌‌‌‍​ ‌ ‌​‌‍‍‌‌ ‌‍‌‍‌‌​ ‌‌ ​​‌ ‌‌‌‍​‍‌‍ ​‌‍‍‌‌ ​ ‌‍‍​‌‍‌‌‌‍‌​​‍​‍‌ ‌
Direct contact with the hotel from the moment you book​​​​‌ ‍ ​‍​‍‌‍ ‌ ​‍‌‍‍‌‌‍‌ ‌‍‍‌‌‍ ‍​‍​‍​ ‍‍​‍​‍‌ ​ ‌‍​‌‌‍ ‍‌‍‍‌‌ ‌​‌ ‍‌​‍ ‍‌‍‍‌‌‍ ​‍​‍​‍ ​​‍​‍‌‍‍​‌ ​‍‌‍‌‌‌‍‌‍​‍​‍​ ‍‍​‍​‍‌‍‍​‌ ‌​‌ ‌​‌ ​​‌ ​ ​ ‍‍​‍ ​‍ ‌‍ ​​‍ ‌‌‍​‌‌‍ ‍‌‍‌​​‍ ‌‌ ​‍​‍ ‌‌‍‍​‌‍ ‌ ‌​‌‍‌‌‌‍ ​‌ ​ ​‍ ‌‌ ​ ‌ ‌​‌ ‌‌‌‍‌​‌‍‍‌‌‍ ​‍ ‍‌ ‌‍‌‍‌‌‌ ​‍‌‍​ ‌‍‌‌‌‍ ​​‍ ‍‌‍​‌‌ ​​‌ ​​​‍ ‌‍‍‌‌‍ ‍‌ ‌​‌‍‌‌‌‍ ‍‌ ‌​​‍ ‌‍‌‌‌‍‌​‌‍‍‌‌ ‌​​‍ ‌‍ ‌‌‍ ‌‍‌​‌‍‌‌​ ‌‌ ​​‌ ​‍‌‍‌‌‌ ​ ‌‍‌‌‌‍ ‍‌ ‌​‌‍​‌‌ ‌​‌‍‍‌‌‍ ‌‍ ‍​ ‍ ‌‍‍‌‌‍‌​​ ‌​ ‍‌​ ​‌​ ‌‍​ ‌‍​ ‍‌‌‍‌​‌‍​‌​ ​​​‍ ‌​ ‌‍‌‍​ ‌‍​ ‌‍​ ​‍ ‌​ ‌​​ ‍‌​ ‌​​ ‌‍​‍ ‌‌‍​‌​ ​‍​ ‌ ​ ‌​​‍ ‌‌‍​‌‌‍​ ‌‍​‍​ ‍‌‌‍​‍​ ​ ‌‍‌‌‌‍​ ​ ​ ‌‍‌​​ ‌ ‌‍​ ​ ‍ ‌ ‌​‌ ‍‌‌ ​​‌‍‌‌​ ‌‌‍‍​‌‍ ‌ ‌​‌‍‌‌‌‍ ​‌‌​ ‌‍‍‌‌ ‌​‌‍‌‌‌‌​​‌‍​‌‌‍‌ ‌‍‌‌​ ‍ ‌ ​​‌‍​‌‌ ‌​‌‍‍​​ ‌‌ ​​‌‍​‌‌‍‌ ‌‍‌‌‌​​‍‌ ‌‌‌‍‍‌‌‍ ​‌‍‌​‌‍‌‌‌ ​‍​‍‌‌​ ‌‌‌​​‍‌‌ ‌‍‍ ‌‍‌‌‌ ‍‌​‍‌‌​ ​ ‌​‌​​‍‌‌​ ​ ‌​‌​​‍‌‌​ ​‍​ ​‍‌‍​‍​ ‍‌‌‍‌‍‌‍​‍‌‍‌‍​ ​‌​ ‍‌​ ‌​​ ​‌​ ‍‌​ ‌​‌‍​‍​‍‌‌​ ​‍​ ​‍​‍‌‌​ ‌‌‌​‌​​‍ ‍‌‍​‍‌‍ ‌‍‌​‌ ‍‌​‍‌‌​ ‌‌‌​​‍‌‌ ‌‍‍ ‌‍‌‌‌ ‍‌​‍‌‌​ ​ ‌​‌​​‍‌‌​ ​ ‌​‌​​‍‌‌​ ​‍​ ​‍​ ‌​​ ‌​‌‍‌‍​ ‌ ‌‍‌‍​ ‌ ‌‍​‍‌‍‌​‌‍‌‌​ ‌‌​ ‌‍​ ‍​​‍‌‌​ ​‍​ ​‍​‍‌‌​ ‌‌‌​‌​​‍ ‍‌‍​ ‌‍‍​‌‍‍‌‌‍ ​‌‍‌​‌ ​‍‌‍‌‌‌‍ ‍​‍‌‌​ ‌‌‌​​‍‌‌ ‌‍‍ ‌‍‌‌‌ ‍‌​‍‌‌​ ​ ‌​‌​​‍‌‌​ ​ ‌​‌​​‍‌‌​ ​‍​ ​‍​ ‌‍‌‍​‌‌‍‌​​ ​​‌‍‌​​ ​​‌‍‌​​ ​‍​ ‍‌​ ‍​‌‍​‍​ ‌‍​‍‌‌​ ​‍​ ​‍​‍‌‌​ ‌‌‌​‌​​‍ ‍‌ ‌​‌‍‌‌‌ ‍​‌ ‌​​ ‌‍​‍‌‍​‌‌ ​ ‌‍‌‌‌‌‌‌‌ ​‍‌‍ ​​ ‌‌‍‍​‌ ‌​‌ ‌​‌ ​​‌ ​ ​‍‌‌​ ​ ‌​​‌​‍‌‌​ ​‍‌​‌‍​‍‌‌​ ​‍‌​‌‍‌‍ ​​‍ ‌‌‍​‌‌‍ ‍‌‍‌​​‍ ‌‌ ​‍​‍ ‌‌‍‍​‌‍ ‌ ‌​‌‍‌‌‌‍ ​‌ ​ ​‍ ‌‌ ​ ‌ ‌​‌ ‌‌‌‍‌​‌‍‍‌‌‍ ​‍ ‍‌ ‌‍‌‍‌‌‌ ​‍‌‍​ ‌‍‌‌‌‍ ​​‍ ‍‌‍​‌‌ ​​‌ ​​​‍‌‍‌‍‍‌‌‍‌​​ ‌​ ‍‌​ ​‌​ ‌‍​ ‌‍​ ‍‌‌‍‌​‌‍​‌​ ​​​‍ ‌​ ‌‍‌‍​ ‌‍​ ‌‍​ ​‍ ‌​ ‌​​ ‍‌​ ‌​​ ‌‍​‍ ‌‌‍​‌​ ​‍​ ‌ ​ ‌​​‍ ‌‌‍​‌‌‍​ ‌‍​‍​ ‍‌‌‍​‍​ ​ ‌‍‌‌‌‍​ ​ ​ ‌‍‌​​ ‌ ‌‍​ ​‍‌‍‌ ‌​‌ ‍‌‌ ​​‌‍‌‌​ ‌‌‍‍​‌‍ ‌ ‌​‌‍‌‌‌‍ ​‌‌​ ‌‍‍‌‌ ‌​‌‍‌‌‌‌​​‌‍​‌‌‍‌ ‌‍‌‌​‍‌‍‌ ​​‌‍​‌‌ ‌​‌‍‍​​ ‌‌ ​​‌‍​‌‌‍‌ ‌‍‌‌‌​​‍‌ ‌‌‌‍‍‌‌‍ ​‌‍‌​‌‍‌‌‌ ​‍​‍‌‌​ ‌‌‌​​‍‌‌ ‌‍‍ ‌‍‌‌‌ ‍‌​‍‌‌​ ​ ‌​‌​​‍‌‌​ ​ ‌​‌​​‍‌‌​ ​‍​ ​‍‌‍​‍​ ‍‌‌‍‌‍‌‍​‍‌‍‌‍​ ​‌​ ‍‌​ ‌​​ ​‌​ ‍‌​ ‌​‌‍​‍​‍‌‌​ ​‍​ ​‍​‍‌‌​ ‌‌‌​‌​​‍ ‍‌‍​‍‌‍ ‌‍‌​‌ ‍‌​‍‌‌​ ‌‌‌​​‍‌‌ ‌‍‍ ‌‍‌‌‌ ‍‌​‍‌‌​ ​ ‌​‌​​‍‌‌​ ​ ‌​‌​​‍‌‌​ ​‍​ ​‍​ ‌​​ ‌​‌‍‌‍​ ‌ ‌‍‌‍​ ‌ ‌‍​‍‌‍‌​‌‍‌‌​ ‌‌​ ‌‍​ ‍​​‍‌‌​ ​‍​ ​‍​‍‌‌​ ‌‌‌​‌​​‍ ‍‌‍​ ‌‍‍​‌‍‍‌‌‍ ​‌‍‌​‌ ​‍‌‍‌‌‌‍ ‍​‍‌‌​ ‌‌‌​​‍‌‌ ‌‍‍ ‌‍‌‌‌ ‍‌​‍‌‌​ ​ ‌​‌​​‍‌‌​ ​ ‌​‌​​‍‌‌​ ​‍​ ​‍​ ‌‍‌‍​‌‌‍‌​​ ​​‌‍‌​​ ​​‌‍‌​​ ​‍​ ‍‌​ ‍​‌‍​‍​ ‌‍​‍‌‌​ ​‍​ ​‍​‍‌‌​ ‌‌‌​‌​​‍ ‍‌ ‌​‌‍‌‌‌ ‍​‌ ‌​​‍‌‍‌ ​​‌‍‌‌‌ ​‍‌ ​ ‌ ​​‌‍‌‌‌‍​ ‌ ‌​‌‍‍‌‌ ‌‍‌‍‌‌​ ‌‌ ​​‌ ‌‌‌‍​‍‌‍ ​‌‍‍‌‌ ​ ‌‍‍​‌‍‌‌‌‍‌​​‍​‍‌ ‌
Complimentary extras for special occasions​​​​‌ ‍ ​‍​‍‌‍ ‌ ​‍‌‍‍‌‌‍‌ ‌‍‍‌‌‍ ‍​‍​‍​ ‍‍​‍​‍‌ ​ ‌‍​‌‌‍ ‍‌‍‍‌‌ ‌​‌ ‍‌​‍ ‍‌‍‍‌‌‍ ​‍​‍​‍ ​​‍​‍‌‍‍​‌ ​‍‌‍‌‌‌‍‌‍​‍​‍​ ‍‍​‍​‍‌‍‍​‌ ‌​‌ ‌​‌ ​​‌ ​ ​ ‍‍​‍ ​‍ ‌‍ ​​‍ ‌‌‍​‌‌‍ ‍‌‍‌​​‍ ‌‌ ​‍​‍ ‌‌‍‍​‌‍ ‌ ‌​‌‍‌‌‌‍ ​‌ ​ ​‍ ‌‌ ​ ‌ ‌​‌ ‌‌‌‍‌​‌‍‍‌‌‍ ​‍ ‍‌ ‌‍‌‍‌‌‌ ​‍‌‍​ ‌‍‌‌‌‍ ​​‍ ‍‌‍​‌‌ ​​‌ ​​​‍ ‌‍‍‌‌‍ ‍‌ ‌​‌‍‌‌‌‍ ‍‌ ‌​​‍ ‌‍‌‌‌‍‌​‌‍‍‌‌ ‌​​‍ ‌‍ ‌‌‍ ‌‍‌​‌‍‌‌​ ‌‌ ​​‌ ​‍‌‍‌‌‌ ​ ‌‍‌‌‌‍ ‍‌ ‌​‌‍​‌‌ ‌​‌‍‍‌‌‍ ‌‍ ‍​ ‍ ‌‍‍‌‌‍‌​​ ‌​ ‍‌​ ​‌​ ‌‍​ ‌‍​ ‍‌‌‍‌​‌‍​‌​ ​​​‍ ‌​ ‌‍‌‍​ ‌‍​ ‌‍​ ​‍ ‌​ ‌​​ ‍‌​ ‌​​ ‌‍​‍ ‌‌‍​‌​ ​‍​ ‌ ​ ‌​​‍ ‌‌‍​‌‌‍​ ‌‍​‍​ ‍‌‌‍​‍​ ​ ‌‍‌‌‌‍​ ​ ​ ‌‍‌​​ ‌ ‌‍​ ​ ‍ ‌ ‌​‌ ‍‌‌ ​​‌‍‌‌​ ‌‌‍‍​‌‍ ‌ ‌​‌‍‌‌‌‍ ​‌‌​ ‌‍‍‌‌ ‌​‌‍‌‌‌‌​​‌‍​‌‌‍‌ ‌‍‌‌​ ‍ ‌ ​​‌‍​‌‌ ‌​‌‍‍​​ ‌‌ ​​‌‍​‌‌‍‌ ‌‍‌‌‌​​‍‌ ‌‌‌‍‍‌‌‍ ​‌‍‌​‌‍‌‌‌ ​‍​‍‌‌​ ‌‌‌​​‍‌‌ ‌‍‍ ‌‍‌‌‌ ‍‌​‍‌‌​ ​ ‌​‌​​‍‌‌​ ​ ‌​‌​​‍‌‌​ ​‍​ ​‍‌‍​‍​ ‍‌‌‍‌‍‌‍​‍‌‍‌‍​ ​‌​ ‍‌​ ‌​​ ​‌​ ‍‌​ ‌​‌‍​‍​‍‌‌​ ​‍​ ​‍​‍‌‌​ ‌‌‌​‌​​‍ ‍‌‍​‍‌‍ ‌‍‌​‌ ‍‌​‍‌‌​ ‌‌‌​​‍‌‌ ‌‍‍ ‌‍‌‌‌ ‍‌​‍‌‌​ ​ ‌​‌​​‍‌‌​ ​ ‌​‌​​‍‌‌​ ​‍​ ​‍​ ​‍​ ‍‌​ ‌​​ ‌ ‌‍‌‌​ ‌‌​ ‌‍​ ‍​​ ‌‍‌‍‌‍‌‍​‍​ ​ ​‍‌‌​ ​‍​ ​‍​‍‌‌​ ‌‌‌​‌​​‍ ‍‌‍​ ‌‍‍​‌‍‍‌‌‍ ​‌‍‌​‌ ​‍‌‍‌‌‌‍ ‍​‍‌‌​ ‌‌‌​​‍‌‌ ‌‍‍ ‌‍‌‌‌ ‍‌​‍‌‌​ ​ ‌​‌​​‍‌‌​ ​ ‌​‌​​‍‌‌​ ​‍​ ​‍‌‍‌‍​ ​‍​ ​‍‌‍‌‌‌‍‌‌‌‍‌​​ ‌ ‌‍‌​​ ‍‌​ ​​‌‍​‌​ ‌‍​‍‌‌​ ​‍​ ​‍​‍‌‌​ ‌‌‌​‌​​‍ ‍‌ ‌​‌‍‌‌‌ ‍​‌ ‌​​ ‌‍​‍‌‍​‌‌ ​ ‌‍‌‌‌‌‌‌‌ ​‍‌‍ ​​ ‌‌‍‍​‌ ‌​‌ ‌​‌ ​​‌ ​ ​‍‌‌​ ​ ‌​​‌​‍‌‌​ ​‍‌​‌‍​‍‌‌​ ​‍‌​‌‍‌‍ ​​‍ ‌‌‍​‌‌‍ ‍‌‍‌​​‍ ‌‌ ​‍​‍ ‌‌‍‍​‌‍ ‌ ‌​‌‍‌‌‌‍ ​‌ ​ ​‍ ‌‌ ​ ‌ ‌​‌ ‌‌‌‍‌​‌‍‍‌‌‍ ​‍ ‍‌ ‌‍‌‍‌‌‌ ​‍‌‍​ ‌‍‌‌‌‍ ​​‍ ‍‌‍​‌‌ ​​‌ ​​​‍‌‍‌‍‍‌‌‍‌​​ ‌​ ‍‌​ ​‌​ ‌‍​ ‌‍​ ‍‌‌‍‌​‌‍​‌​ ​​​‍ ‌​ ‌‍‌‍​ ‌‍​ ‌‍​ ​‍ ‌​ ‌​​ ‍‌​ ‌​​ ‌‍​‍ ‌‌‍​‌​ ​‍​ ‌ ​ ‌​​‍ ‌‌‍​‌‌‍​ ‌‍​‍​ ‍‌‌‍​‍​ ​ ‌‍‌‌‌‍​ ​ ​ ‌‍‌​​ ‌ ‌‍​ ​‍‌‍‌ ‌​‌ ‍‌‌ ​​‌‍‌‌​ ‌‌‍‍​‌‍ ‌ ‌​‌‍‌‌‌‍ ​‌‌​ ‌‍‍‌‌ ‌​‌‍‌‌‌‌​​‌‍​‌‌‍‌ ‌‍‌‌​‍‌‍‌ ​​‌‍​‌‌ ‌​‌‍‍​​ ‌‌ ​​‌‍​‌‌‍‌ ‌‍‌‌‌​​‍‌ ‌‌‌‍‍‌‌‍ ​‌‍‌​‌‍‌‌‌ ​‍​‍‌‌​ ‌‌‌​​‍‌‌ ‌‍‍ ‌‍‌‌‌ ‍‌​‍‌‌​ ​ ‌​‌​​‍‌‌​ ​ ‌​‌​​‍‌‌​ ​‍​ ​‍‌‍​‍​ ‍‌‌‍‌‍‌‍​‍‌‍‌‍​ ​‌​ ‍‌​ ‌​​ ​‌​ ‍‌​ ‌​‌‍​‍​‍‌‌​ ​‍​ ​‍​‍‌‌​ ‌‌‌​‌​​‍ ‍‌‍​‍‌‍ ‌‍‌​‌ ‍‌​‍‌‌​ ‌‌‌​​‍‌‌ ‌‍‍ ‌‍‌‌‌ ‍‌​‍‌‌​ ​ ‌​‌​​‍‌‌​ ​ ‌​‌​​‍‌‌​ ​‍​ ​‍​ ​‍​ ‍‌​ ‌​​ ‌ ‌‍‌‌​ ‌‌​ ‌‍​ ‍​​ ‌‍‌‍‌‍‌‍​‍​ ​ ​‍‌‌​ ​‍​ ​‍​‍‌‌​ ‌‌‌​‌​​‍ ‍‌‍​ ‌‍‍​‌‍‍‌‌‍ ​‌‍‌​‌ ​‍‌‍‌‌‌‍ ‍​‍‌‌​ ‌‌‌​​‍‌‌ ‌‍‍ ‌‍‌‌‌ ‍‌​‍‌‌​ ​ ‌​‌​​‍‌‌​ ​ ‌​‌​​‍‌‌​ ​‍​ ​‍‌‍‌‍​ ​‍​ ​‍‌‍‌‌‌‍‌‌‌‍‌​​ ‌ ‌‍‌​​ ‍‌​ ​​‌‍​‌​ ‌‍​‍‌‌​ ​‍​ ​‍​‍‌‌​ ‌‌‌​‌​​‍ ‍‌ ‌​‌‍‌‌‌ ‍​‌ ‌​​‍‌‍‌ ​​‌‍‌‌‌ ​‍‌ ​ ‌ ​​‌‍‌‌‌‍​ ‌ ‌​‌‍‍‌‌ ‌‍‌‍‌‌​ ‌‌ ​​‌ ‌‌‌‍​‍‌‍ ​‌‍‍‌‌ ​ ‌‍‍​‌‍‌‌‌‍‌​​‍​‍‌ ‌